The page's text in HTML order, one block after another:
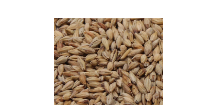
Bildergalerie überspringen